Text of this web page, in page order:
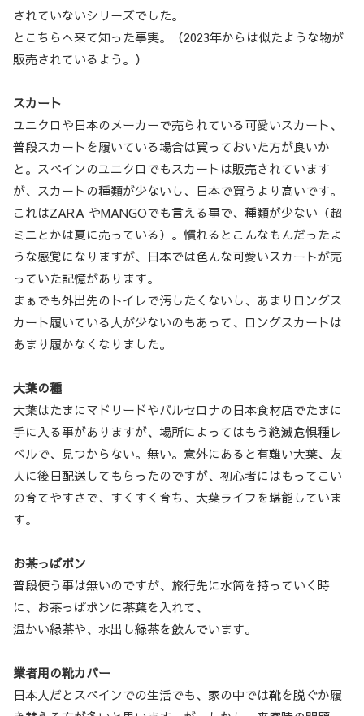
されていないシリーズでした。
とこちらへ来て知った事実。（2023年からは似たような物が
販売されているよう。）
スカート
ユニクロや日本のメーカーで売られている可愛いスカート、
普段スカートを履いている場合は買っておいた方が良いか
と。スペインのユニクロでもスカートは販売されています
が、スカートの種類が少ないし、日本で買うより高いです。
これはZARA やMANGOでも言える事で、種類が少ない（超
ミニとかは夏に売っている）。慣れるとこんなもんだったよ
うな感覚になりますが、日本では色んな可愛いスカートが売
っていた記憶があります。
まぁでも外出先のトイレで汚したくないし、あまりロングス
カート履いている人が少ないのもあって、ロングスカートは
あまり履かなくなりました。
大葉の種
大葉はたまにマドリードやバルセロナの日本食材店でたまに
手に入る事がありますが、場所によってはもう絶滅危惧種レ
ベルで、見つからない。無い。意外にあると有難い大葉、友
人に後日配送してもらったのですが、初心者にはもってこい
の育てやすさで、すくすく育ち、大葉ライフを堪能していま
す。
お茶っぱポン
普段使う事は無いのですが、旅行先に水筒を持っていく時
に、お茶っぱポンに茶葉を入れて、
温かい緑茶や、水出し緑茶を飲んでいます。
業者用の靴カバー
日本人だとスペインでの生活でも、家の中では靴を脱ぐか履